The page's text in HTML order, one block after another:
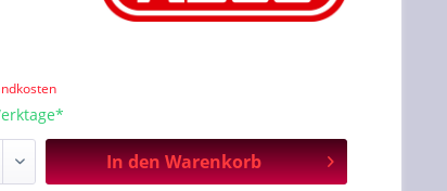
In denWarenkorb